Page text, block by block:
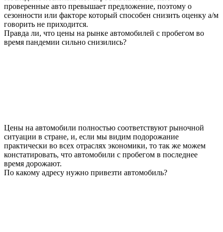
проверенные авто превышает предложение, поэтому о
сезонности или факторе который способен снизить оценку а/м
говорить не приходится.
Правда ли, что цены на рынке автомобилей с пробегом во
время пандемии сильно снизились?
Цены на автомобили полностью соответствуют рыночной
ситуации в стране, и, если мы видим подорожание
практически во всех отраслях экономики, то так же можем
констатировать, что автомобили с пробегом в последнее
время дорожают.
По какому адресу нужно привезти автомобиль?